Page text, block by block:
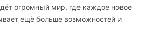
огромный мир, где каждое новое
ещё больше возможностей и